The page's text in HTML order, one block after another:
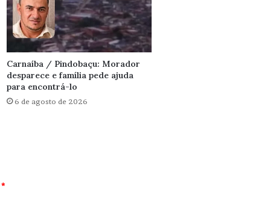
Carnaíba / Pindobaçu: Morador
desparece e família pede ajuda
para encontrá-lo
6 de agosto de 2026
*